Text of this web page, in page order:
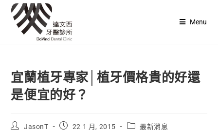
Menu
宜蘭植牙專家│植牙價格貴的好還
是便宜的好？
JasonT 22 1 月, 2015 最新消息